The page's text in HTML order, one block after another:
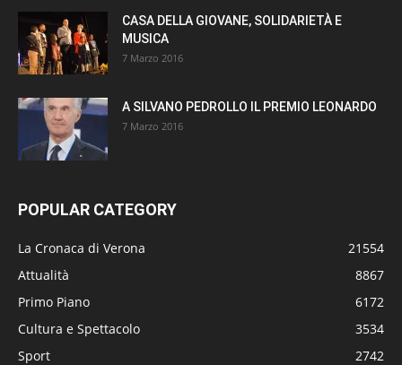
CASA DELLA GIOVANE, SOLIDARIETÀ E
MUSICA
7 Marzo 2016
A SILVANO PEDROLLO IL PREMIO LEONARDO
7 Marzo 2016
POPULAR CATEGORY
La Cronaca di Verona
21554
Attualità
8867
Primo Piano
6172
Cultura e Spettacolo
3534
Sport
2742